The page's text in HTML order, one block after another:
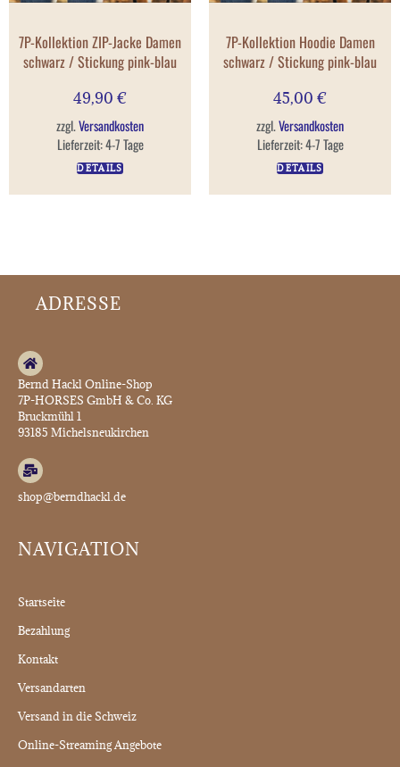
7P-Kollektion ZIP-Jacke Damen
schwarz / Stickung pink-blau
49,90 €
zzgl.Versandkosten
Lieferzeit:4-7 Tage
DETAILS
7P-Kollektion Hoodie Damen
schwarz / Stickung pink-blau
45,00 €
zzgl.Versandkosten
Lieferzeit:4-7 Tage
DETAILS
ADRESSE
Bernd Hackl Online-Shop
7P-HORSES GmbH & Co. KG
Bruckmühl 1
93185 Michelsneukirchen
shop@berndhackl.de
NAVIGATION
Startseite
Bezahlung
Kontakt
Versandarten
Versand in die Schweiz
Online-Streaming Angebote